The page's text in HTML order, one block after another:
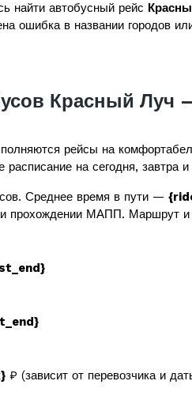
найти автобусный рейс
ошибка в названии городов
Красный Луч
рейсы на
расписание на сегодня,
Среднее время в пути —
прохождении МАПП. Маршрут и
₽ (зависит от перевозчика и